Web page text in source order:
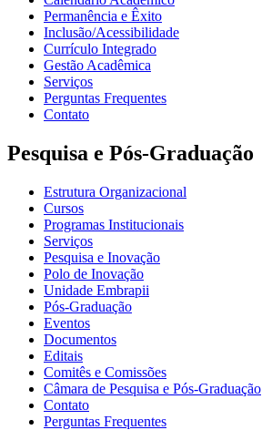
Permanência e Êxito
Inclusão/Acessibilidade
Currículo Integrado
Gestão Acadêmica
Serviços
Perguntas Frequentes
Contato
Pesquisa e Pós-Graduação
Estrutura Organizacional
Cursos
Programas Institucionais
Serviços
Pesquisa e Inovação
Polo de Inovação
Unidade Embrapii
Pós-Graduação
Eventos
Documentos
Editais
Comitês e Comissões
Câmara de Pesquisa e Pós-Graduação
Contato
Perguntas Frequentes